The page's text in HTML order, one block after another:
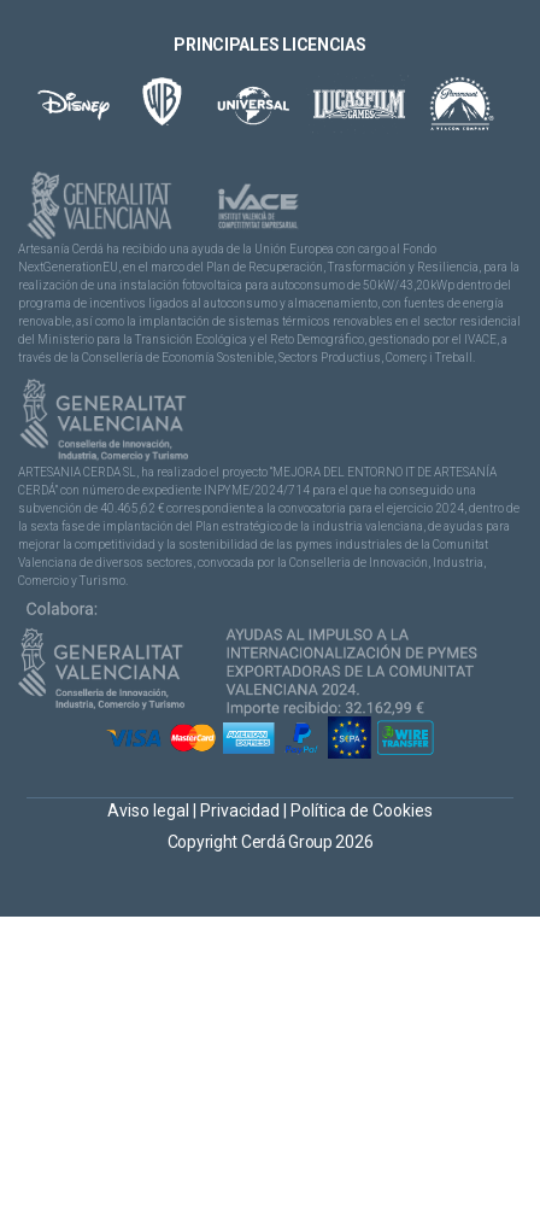
PRINCIPALES LICENCIAS
Artesanía Cerdá ha recibido una ayuda de la Unión Europea con cargo al Fondo
NextGenerationEU, en el marco del Plan de Recuperación, Trasformación y Resiliencia, para la
realización de una instalación fotovoltaica para autoconsumo de 50kW/43,20kWp dentro del
programa de incentivos ligados al autoconsumo y almacenamiento, con fuentes de energía
renovable, así como la implantación de sistemas térmicos renovables en el sector residencial
del Ministerio para la Transición Ecológica y el Reto Demográfico, gestionado por el IVACE, a
través de la Consellería de Economía Sostenible, Sectors Productius, Comerç i Treball.
ARTESANIA CERDA SL, ha realizado el proyecto “MEJORA DEL ENTORNO IT DE ARTESANÍA
CERDÁ” con número de expediente INPYME/2024/714 para el que ha conseguido una
subvención de 40.465,62 € correspondiente a la convocatoria para el ejercicio 2024, dentro de
la sexta fase de implantación del Plan estratégico de la industria valenciana, de ayudas para
mejorar la competitividad y la sostenibilidad de las pymes industriales de la Comunitat
Valenciana de diversos sectores, convocada por la Conselleria de Innovación, Industria,
Comercio y Turismo.
Copyright Cerdá Group 2026
Aviso legal Privacidad Política de Cookies